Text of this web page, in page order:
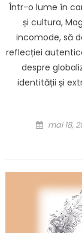
Într-o lume în
și cultura,
incomode, să
reflecției
despre
identității și
Posted
mai 18,